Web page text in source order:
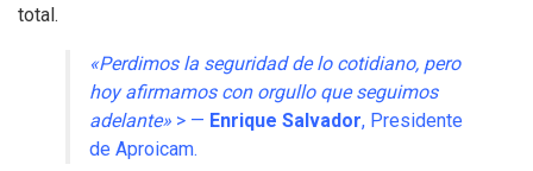
total.
«Perdimos la seguridad de lo cotidiano, pero
hoy afirmamos con orgullo que seguimos
adelante» > — Enrique Salvador, Presidente
de Aproicam.